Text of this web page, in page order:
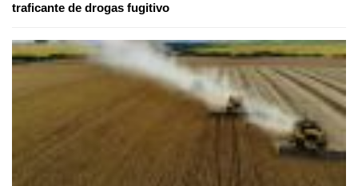
traficante de drogas fugitivo